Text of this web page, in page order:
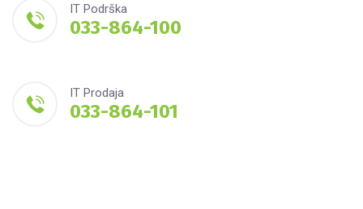
IT Podrška
033-864-100
IT Prodaja
033-864-101